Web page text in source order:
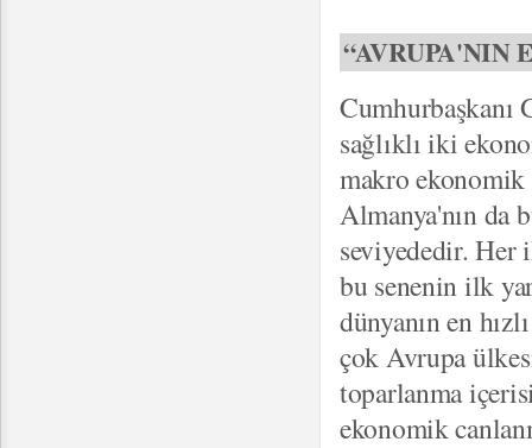
“AVRUPA'NIN
Cumhurbaşkanı
sağlıklı iki
makro ekonomik
Almanya'nın da
seviyededir.
bu senenin ilk
dünyanın en
çok Avrupa
toparlanma
ekonomik